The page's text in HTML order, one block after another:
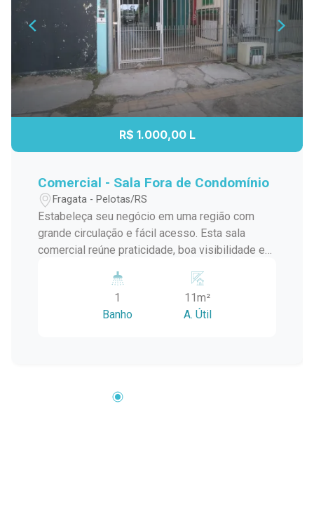
R$ 1.000,00 L
Comercial - Sala Fora de Condomínio
Fragata - Pelotas/RS
Estabeleça seu negócio em uma região com
grande circulação e fácil acesso. Esta sala
comercial reúne praticidade, boa visibilidade e
ambiente ideal para empresas que desejam
estar próximas de seus clientes e fortalecer
sua presença comercial. Localização:
pessoas e veículos, oferecendo conveniência e
1
Banho
11m²
A. Útil